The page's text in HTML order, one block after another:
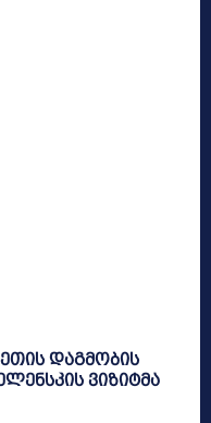
დაგმობის
ვიზიტმა